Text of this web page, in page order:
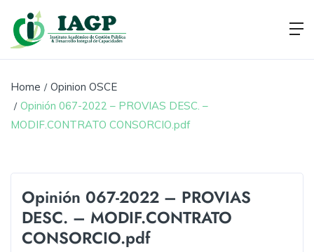
Home
Opinion OSCE
Opinión 067-2022 – PROVIAS DESC. –
MODIF.CONTRATO CONSORCIO.pdf
Opinión 067-2022 – PROVIAS
DESC. – MODIF.CONTRATO
CONSORCIO.pdf